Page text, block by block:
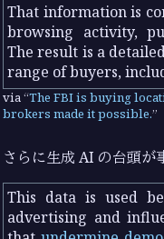
That information is
browsing activity,
The result is a
range of buyers,
via The FBI is buying
brokers made it possible.
さらに生成 AI の台頭が
This data is used
advertising and